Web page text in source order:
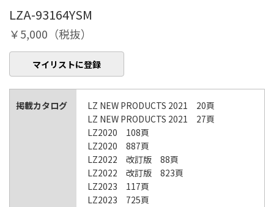
LZA-93164YSM
￥5,000（税抜）
マイリストに登録
掲載カタログ
LZ NEW PRODUCTS 2021 20頁
LZ NEW PRODUCTS 2021 27頁
LZ2020 108頁
LZ2020 887頁
LZ2022 改訂版 88頁
LZ2022 改訂版 823頁
LZ2023 117頁
LZ2023 725頁